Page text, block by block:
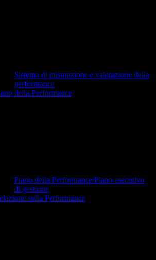
Sistema di misurazione e valutazione della
performance
della Performance
Piano della Performance/Piano esecutivo
di gestione
sulla Performance